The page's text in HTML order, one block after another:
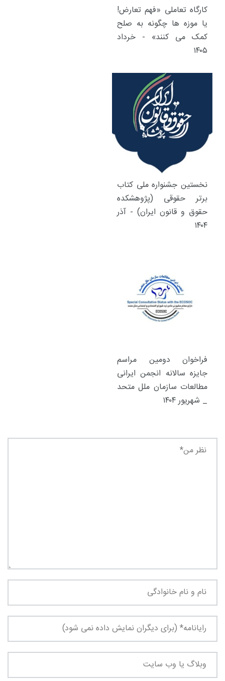
کارگاه تعاملی «فهم تعارض!
یا موزه ها چگونه به صلح
کمک می کنند» - خرداد
۱۴۰۵
نخستین جشنواره ملی کتاب
برتر حقوقی (پژوهشکده
حقوق و قانون ایران) - آذر
۱۴۰۴
فراخوان دومین مراسم
جایزه سالانه انجمن ایرانی
مطالعات سازمان ملل متحد
_ شهریور ۱۴۰۴